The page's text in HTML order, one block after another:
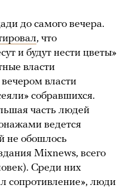
до самого вечера.
, что
и будут нести цветы»
власти
власти
собравшихся.
часть людей
ведется
не обошлось
Mixnews, всего
Среди них
сопротивление», люди